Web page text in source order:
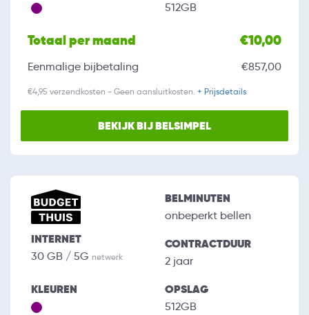
512GB
Totaal per maand €10,00
Eenmalige bijbetaling €857,00
€4,95 verzendkosten - Geen aansluitkosten. + Prijsdetails
BEKIJK BIJ BELSIMPEL
INTERNET
30 GB / 5G netwerk
BELMINUTEN
onbeperkt bellen
CONTRACTDUUR
2 jaar
KLEUREN OPSLAG
512GB